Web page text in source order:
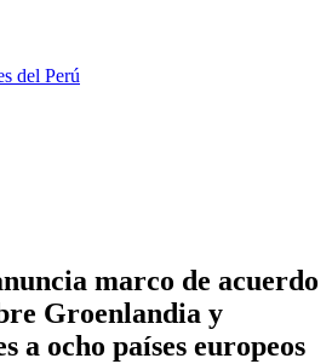
del Perú
marco de acuerdo
Groenlandia y
a ocho países europeos